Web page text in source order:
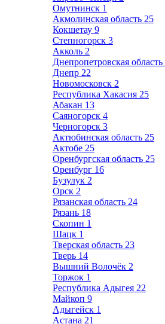
Омутнинск 1
Акмолинская область 25
Кокшетау 9
Степногорск 3
Акколь 2
Днепропетровская область
Днепр 22
Новомосковск 2
Республика Хакасия 25
Абакан 13
Саяногорск 4
Черногорск 3
Актюбинская область 25
Актобе 25
Оренбургская область 25
Оренбург 16
Бузулук 2
Орск 2
Рязанская область 24
Рязань 18
Скопин 1
Шацк 1
Тверская область 23
Тверь 14
Вышний Волочёк 2
Торжок 1
Республика Адыгея 22
Майкоп 9
Адыгейск 1
Астана 21